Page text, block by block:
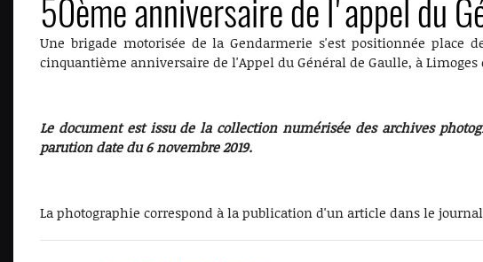
50ème anniversaire de l'appel du
Une brigade motorisée de la Gendarmerie s'est positionnée place
cinquantième anniversaire de l'Appel du Général de Gaulle, à Limoges
Le document est issu de la collection numérisée des archives
parution date du 6 novembre 2019.
La photographie correspond à la publication d'un article dans le journal